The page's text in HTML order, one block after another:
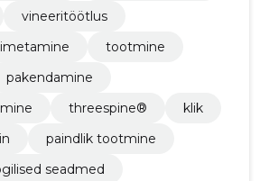
vineeritöötlus
tootmine
pakendamine
threespine®
klik
paindlik tootmine
seadmed